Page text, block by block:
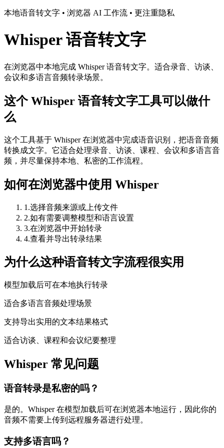
本地语音转文字 • 浏览器 AI 工作流 • 更注重隐私
Whisper 语音转文字
在浏览器中本地完成 Whisper 语音转文字。适合录音、访谈、
会议和多语言音频转录场景。
这个 Whisper 语音转文字工具可以做什
么
这个工具基于 Whisper 在浏览器中完成语音识别，把语音音频
转换成文字。它适合处理录音、访谈、课程、会议和多语言音
频，并尽量保持本地、私密的工作流程。
如何在浏览器中使用 Whisper
1 .选择音频来源或上传文件
2.如有需要调整模型和语言设置
3.在浏览器中开始转录
4.查看并导出转录结果
为什么这种语音转文字流程很实用
模型加载后可在本地执行转录
适合多语言音频处理场景
支持导出实用的文本结果格式
适合访谈、课程和会议纪要整理
Whisper 常见问题
语音转录是私密的吗？
是的。Whisper 在模型加载后可在浏览器本地运行，因此你的
音频不需要上传到远程服务器进行处理。
支持多语言吗？